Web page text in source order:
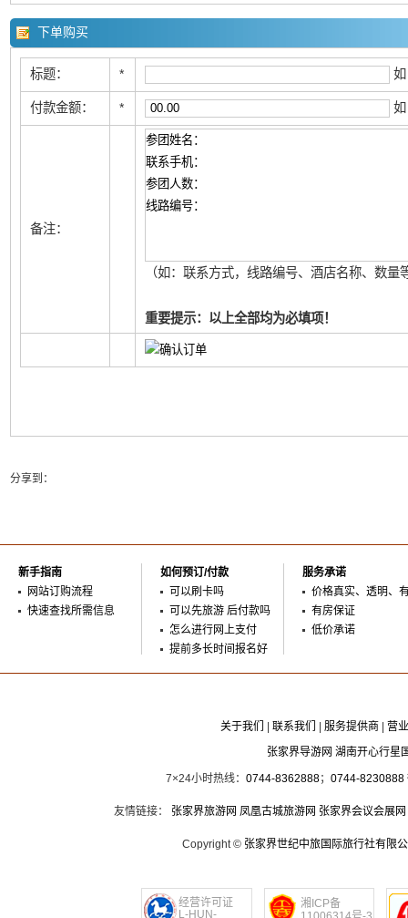
下单购买
标题： *
付款金额： *
备注：
（如：联系方式，线路编号、酒店名称、数量
重要提示：以上全部均为必填项！
分享到：
新手指南
网站订购流程
快速查找所需信息
如何预订/付款
可以刷卡吗
可以先旅游 后付款吗
怎么进行网上支付
提前多长时间报名好
服务承诺
价格真实、透明、
有房保证
低价承诺
关于我们 联系我们 服务提供商
营
张家界导游网 湖南开心行星
7×24小时热线： 0744-8362888； 0744-8230888
友情链接： 张家界旅游网 凤凰古城旅游网 张家界会议会展网
Copyright © 张家界世纪中旅国际旅行社有限
经营许可证
L-HUN-
湘ICP备